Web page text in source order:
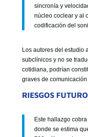
sincronía y
núcleo coclear y al
codificación del
Los autores del estudio
subclínicos y no se
cotidiana, podrían
graves de
RIESGOS
Este hallazgo
donde se estima